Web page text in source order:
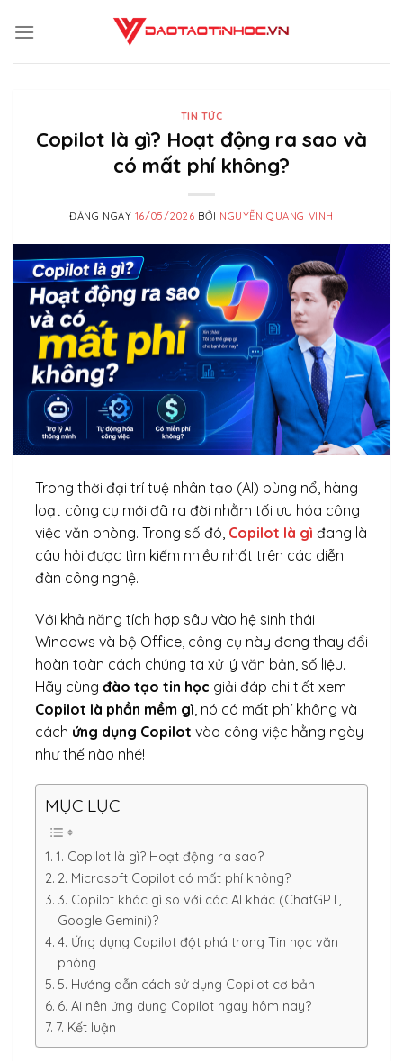
TIN TỨC
Copilot là gì? Hoạt động ra sao và
có mất phí không?
ĐĂNG NGÀY 16/05/2026 BỞI NGUYỄN QUANG VINH
Trong thời đại trí tuệ nhân tạo (AI) bùng nổ, hàng
loạt công cụ mới đã ra đời nhằm tối ưu hóa công
việc văn phòng. Trong số đó, Copilot là gì đang là
câu hỏi được tìm kiếm nhiều nhất trên các diễn
đàn công nghệ.
Với khả năng tích hợp sâu vào hệ sinh thái
Windows và bộ Office, công cụ này đang thay đổi
hoàn toàn cách chúng ta xử lý văn bản, số liệu.
Hãy cùng đào tạo tin học giải đáp chi tiết xem
Copilot là phần mềm gì , nó có mất phí không và
cách ứng dụng Copilot vào công việc hằng ngày
như thế nào nhé!
MỤC LỤC
1. Copilot là gì? Hoạt động ra sao?
2. Microsoft Copilot có mất phí không?
3. Copilot khác gì so với các AI khác (ChatGPT,
Google Gemini)?
4. Ứng dụng Copilot đột phá trong Tin học văn
phòng
5. Hướng dẫn cách sử dụng Copilot cơ bản
6. Ai nên ứng dụng Copilot ngay hôm nay?
7. Kết luận